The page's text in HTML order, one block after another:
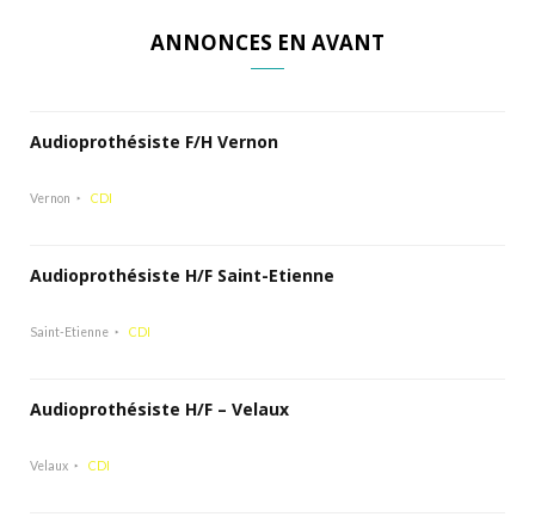
ANNONCES EN AVANT
Audioprothésiste F/H Vernon
Vernon CDI
Audioprothésiste H/F Saint-Etienne
Saint-Etienne CDI
Audioprothésiste H/F – Velaux
Velaux CDI